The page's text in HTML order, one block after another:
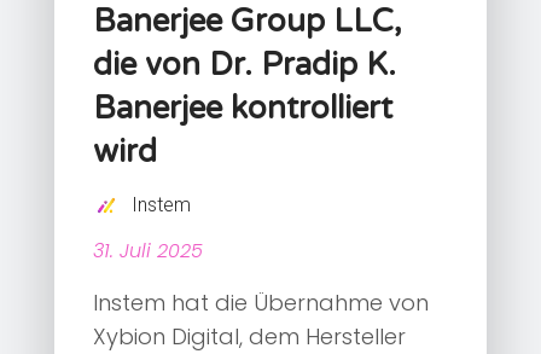
Banerjee Group LLC,
die von Dr. Pradip K.
Banerjee kontrolliert
wird
Instem
31. Juli 2025
Instem hat die Übernahme von
Xybion Digital, dem Hersteller